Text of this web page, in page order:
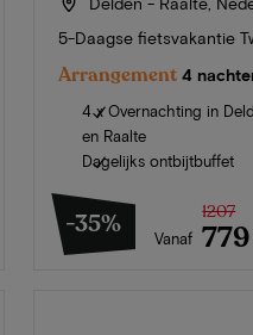
5-Daagse fietsvakantie
Arrangement 4
4 x Overnachting in
en Raalte
Dagelijks ontbijtbuffet
-35% Vanaf
1207